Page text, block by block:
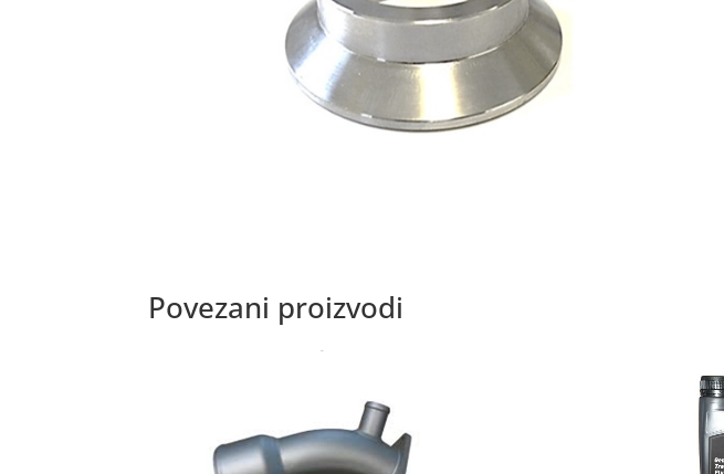
Povezani proizvodi